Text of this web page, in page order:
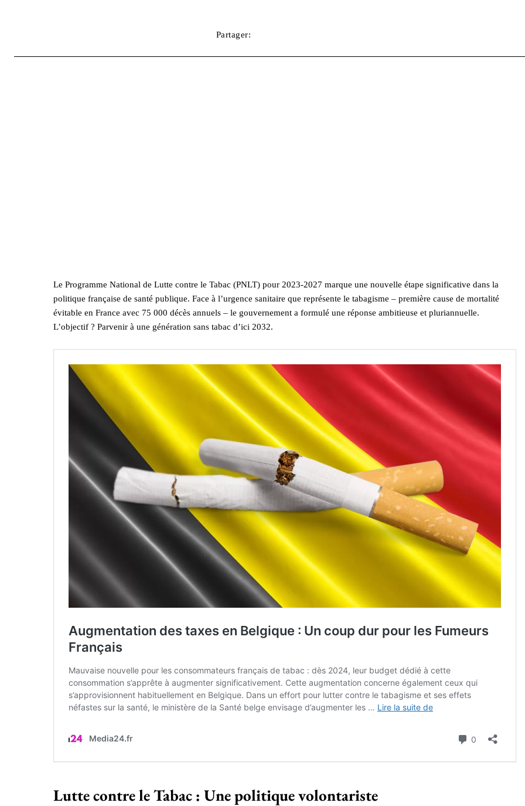
Partager:
Le Programme National de Lutte contre le Tabac (PNLT) pour 2023-2027 marque une nouvelle étape significative dans la
politique française de santé publique. Face à l’urgence sanitaire que représente le tabagisme – première cause de mortalité
évitable en France avec 75 000 décès annuels – le gouvernement a formulé une réponse ambitieuse et pluriannuelle.
L’objectif ? Parvenir à une génération sans tabac d’ici 2032.
Lutte contre le Tabac : Une politique volontariste